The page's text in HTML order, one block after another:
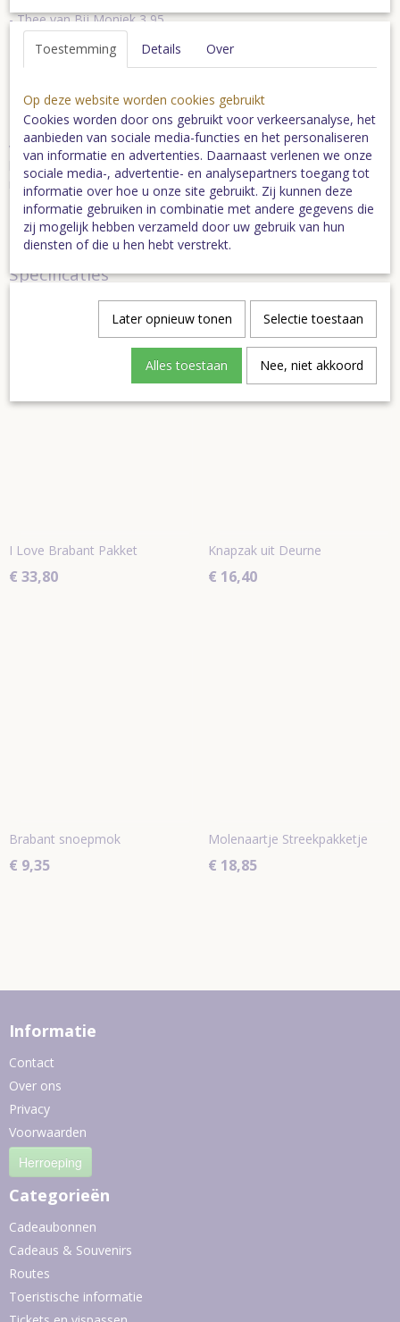
- Thee van Bij Moniek 3,95
- Klotgenot likeurtje 3,50
- theeglas 1,45
- Dienblad 3,50
Let op:de streekproducten en - pakketten worden niet per post
verzonden i.v.m. breuk, maar kunnen worden afgehaald bij de
balie van Toeristisch Deurne. Andere wensen zijn in overleg
mogelijk. Streekpakketten kunnen afwijken in inhoud en prijs.
Neem daarvoor contact met ons op via 0493-323655.
NB. Prijs onder voorbehoud van prijswijzigingen artikelen
Specificaties
2,50 Kg
Ook interessant
I Love Brabant Pakket
€ 33,80
Knapzak uit Deurne
€ 16,40
Brabant snoepmok
€ 9,35
Molenaartje Streekpakketje
€ 18,85
Informatie
Contact
Over ons
Privacy
Voorwaarden
Herroeping
Categorieën
Cadeaubonnen
Cadeaus & Souvenirs
Routes
Toeristische informatie
Toestemming Details Over
Op deze website worden cookies gebruikt
Cookies worden door ons gebruikt voor verkeersanalyse, het
aanbieden van sociale media-functies en het personaliseren
van informatie en advertenties. Daarnaast verlenen we onze
sociale media-, advertentie- en analysepartners toegang tot
informatie over hoe u onze site gebruikt. Zij kunnen deze
informatie gebruiken in combinatie met andere gegevens die
zij mogelijk hebben verzameld door uw gebruik van hun
diensten of die u hen hebt verstrekt.
Later opnieuw tonen Selectie toestaan
Alles toestaan Nee, niet akkoord